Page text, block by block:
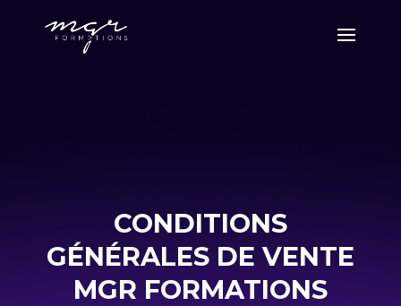
CONDITIONS
GÉNÉRALES DE VENTE
MGR FORMATIONS